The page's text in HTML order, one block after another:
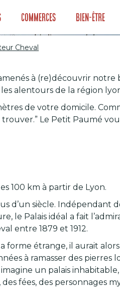
Commerces Bien-être
Cheval
à (re)découvrir
alentours de la région
de votre domicile.
Le Petit Paumé
100 km à partir de Lyon.
d’un siècle.
le Palais idéal a fait
entre 1879 et 1912.
forme étrange, il aurait
à ramasser des
un palais
fées, des personnages